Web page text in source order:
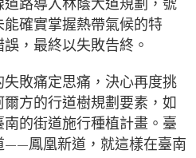
確實掌握熱帶氣候的特
，最終以失敗告終。
敗痛定思痛，決心再度挑
方的行道樹規劃要素，如
的街道施行種植計畫。臺
——鳳凰新道，就這樣在臺南